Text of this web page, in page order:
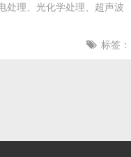
处理、光化学处理、超声波
标签：